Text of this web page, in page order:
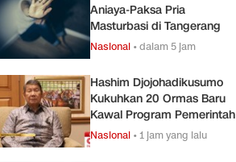
Aniaya-Paksa Pria
Masturbasi di Tangerang
Nasional •dalam 5 jam
Hashim Djojohadikusumo
Kukuhkan 20 Ormas Baru
Kawal Program Pemerintah
Nasional •1 jam yang lalu